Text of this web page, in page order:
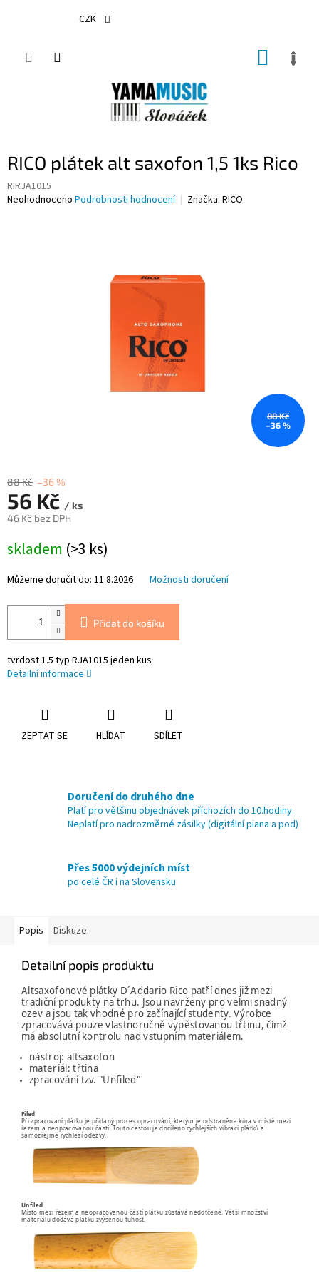
CZK
RICO plátek alt saxofon 1,5 1ks Rico
RIRJA1015
Průměrné
Neohodnoceno Podrobnosti hodnocení Značka: RICO
88 Kč
–36 %
88 Kč –36 %
56 Kč / ks
46 Kč bez DPH
cena:
skladem (>3 ks)
Můžeme doručit do: 11.8.2026 Možnosti doručení
Přidat do košíku
tvrdost 1.5 typ RJA1015 jeden kus
Detailní informace
ZEPTAT SE HLÍDAT SDÍLET
Doručení do druhého dne
Platí pro většinu objednávek příchozích do 10.hodiny.
Neplatí pro nadrozměrné zásilky (digitální piana a pod)
Přes 5000 výdejních míst
po celé ČR i na Slovensku
Popis Diskuze
Detailní popis produktu
Altsaxofonové plátky D´Addario Rico patří dnes již mezi
tradiční produkty na trhu. Jsou navrženy pro velmi snadný
ozev a jsou tak vhodné pro začínající studenty. Výrobce
zpracovává pouze vlastnoručně vypěstovanou třtinu, čímž
má absolutní kontrolu nad vstupním materiálem.
nástroj: altsaxofon
materiál: třtina
zpracování tzv. "Unfiled"
Filed
Při zpracování plátku je přidaný proces opracování, kterým je odstraněna kůra v místě mezi
řezem a neopracovanou částí. Touto cestou je docíleno rychlejších vibrací plátků a
samozřejmě rychleší odezvy.
Unfiled
Místo mezi řezem a neopracovanou částí plátku zůstává nedotčené. Větší množství
materiálu dodává plátku zvýšenou tuhost.